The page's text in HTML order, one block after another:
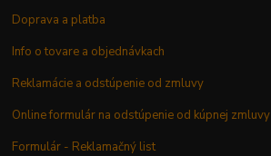
Doprava a platba
Info o tovare a objednávkach
Reklamácie a odstúpenie od zmluvy
Online formulár na odstúpenie od kúpnej zmluvy
Formulár - Reklamačný list